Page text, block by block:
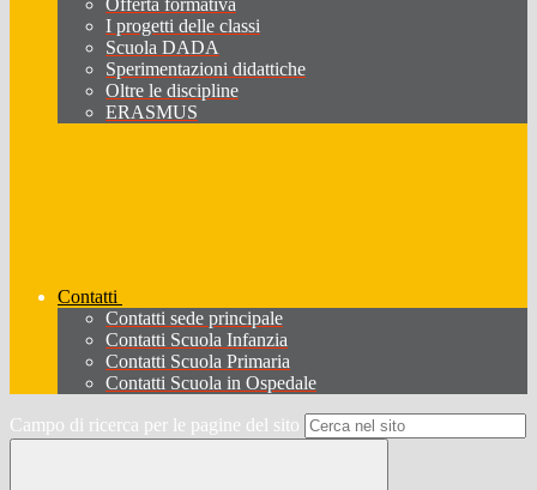
Offerta formativa
I progetti delle classi
Scuola DADA
Sperimentazioni didattiche
Oltre le discipline
ERASMUS
Contatti
Contatti sede principale
Contatti Scuola Infanzia
Contatti Scuola Primaria
Contatti Scuola in Ospedale
Campo di ricerca per le pagine del sito